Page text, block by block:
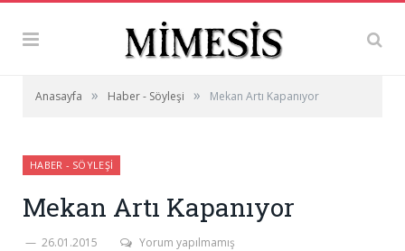
Anasayfa » Haber - Söyleşi » Mekan Artı Kapanıyor
HABER - SÖYLEŞI
Mekan Artı Kapanıyor
26.01.2015 Yorum yapılmamış